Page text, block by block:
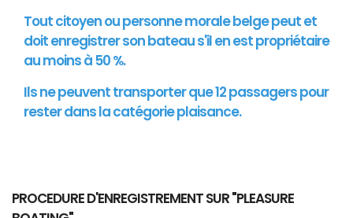
Tout citoyen ou personne morale belge peut et
doit enregistrer son bateau s'il en est propriétaire
au moins à 50 %.
Ils ne peuvent transporter que 12 passagers pour
rester dans la catégorie plaisance.
PROCEDURE D'ENREGISTREMENT SUR "PLEASURE